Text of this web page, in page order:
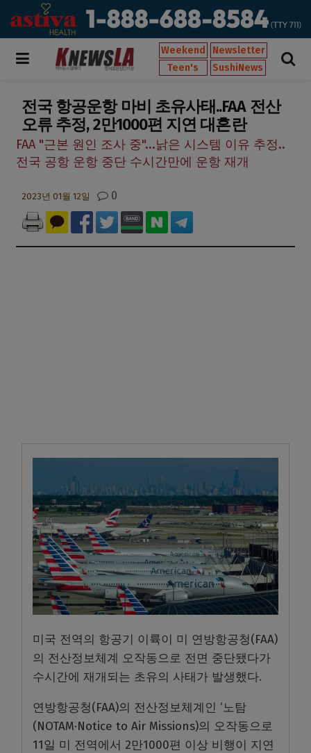
Weekend
Newsletter
Teen's
SushiNews
전국 항공운항 마비 초유사태..FAA 전산
오류 추정, 2만1000편 지연 대혼란
FAA "근본 원인 조사 중"...낡은 시스템 이유 추정..
전국 공항 운항 중단 수시간만에 운항 재개
2023년 01월 12일 0
미국 전역의 항공기 이륙이 미 연방항공청(FAA)
의 전산정보체계 오작동으로 전면 중단됐다가
수시간에 재개되는 초유의 사태가 발생했다.
연방항공청(FAA)의 전산정보체계인 ‘노탐
(NOTAM·Notice to Air Missions)의 오작동으로
11일 미 전역에서 2만1000편 이상 비행이 지연